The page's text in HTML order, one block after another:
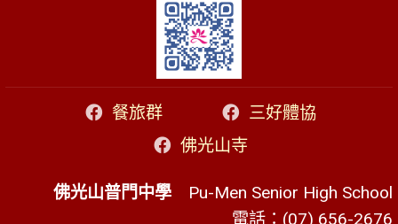
餐旅群
三好體協
佛光山寺
佛光山普門中學 Pu-Men Senior High School
電話：(07) 656-2676